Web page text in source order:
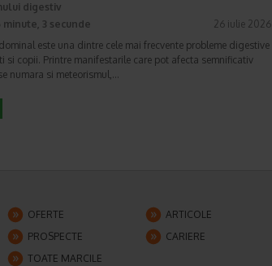
digestiv
minute, 3 secunde
26 iulie 2026
este una dintre cele mai frecvente probleme digestive
si copii. Printre manifestarile care pot afecta semnificativ
numara si meteorismul,…
OFERTE
ARTICOLE
PROSPECTE
CARIERE
TOATE MARCILE